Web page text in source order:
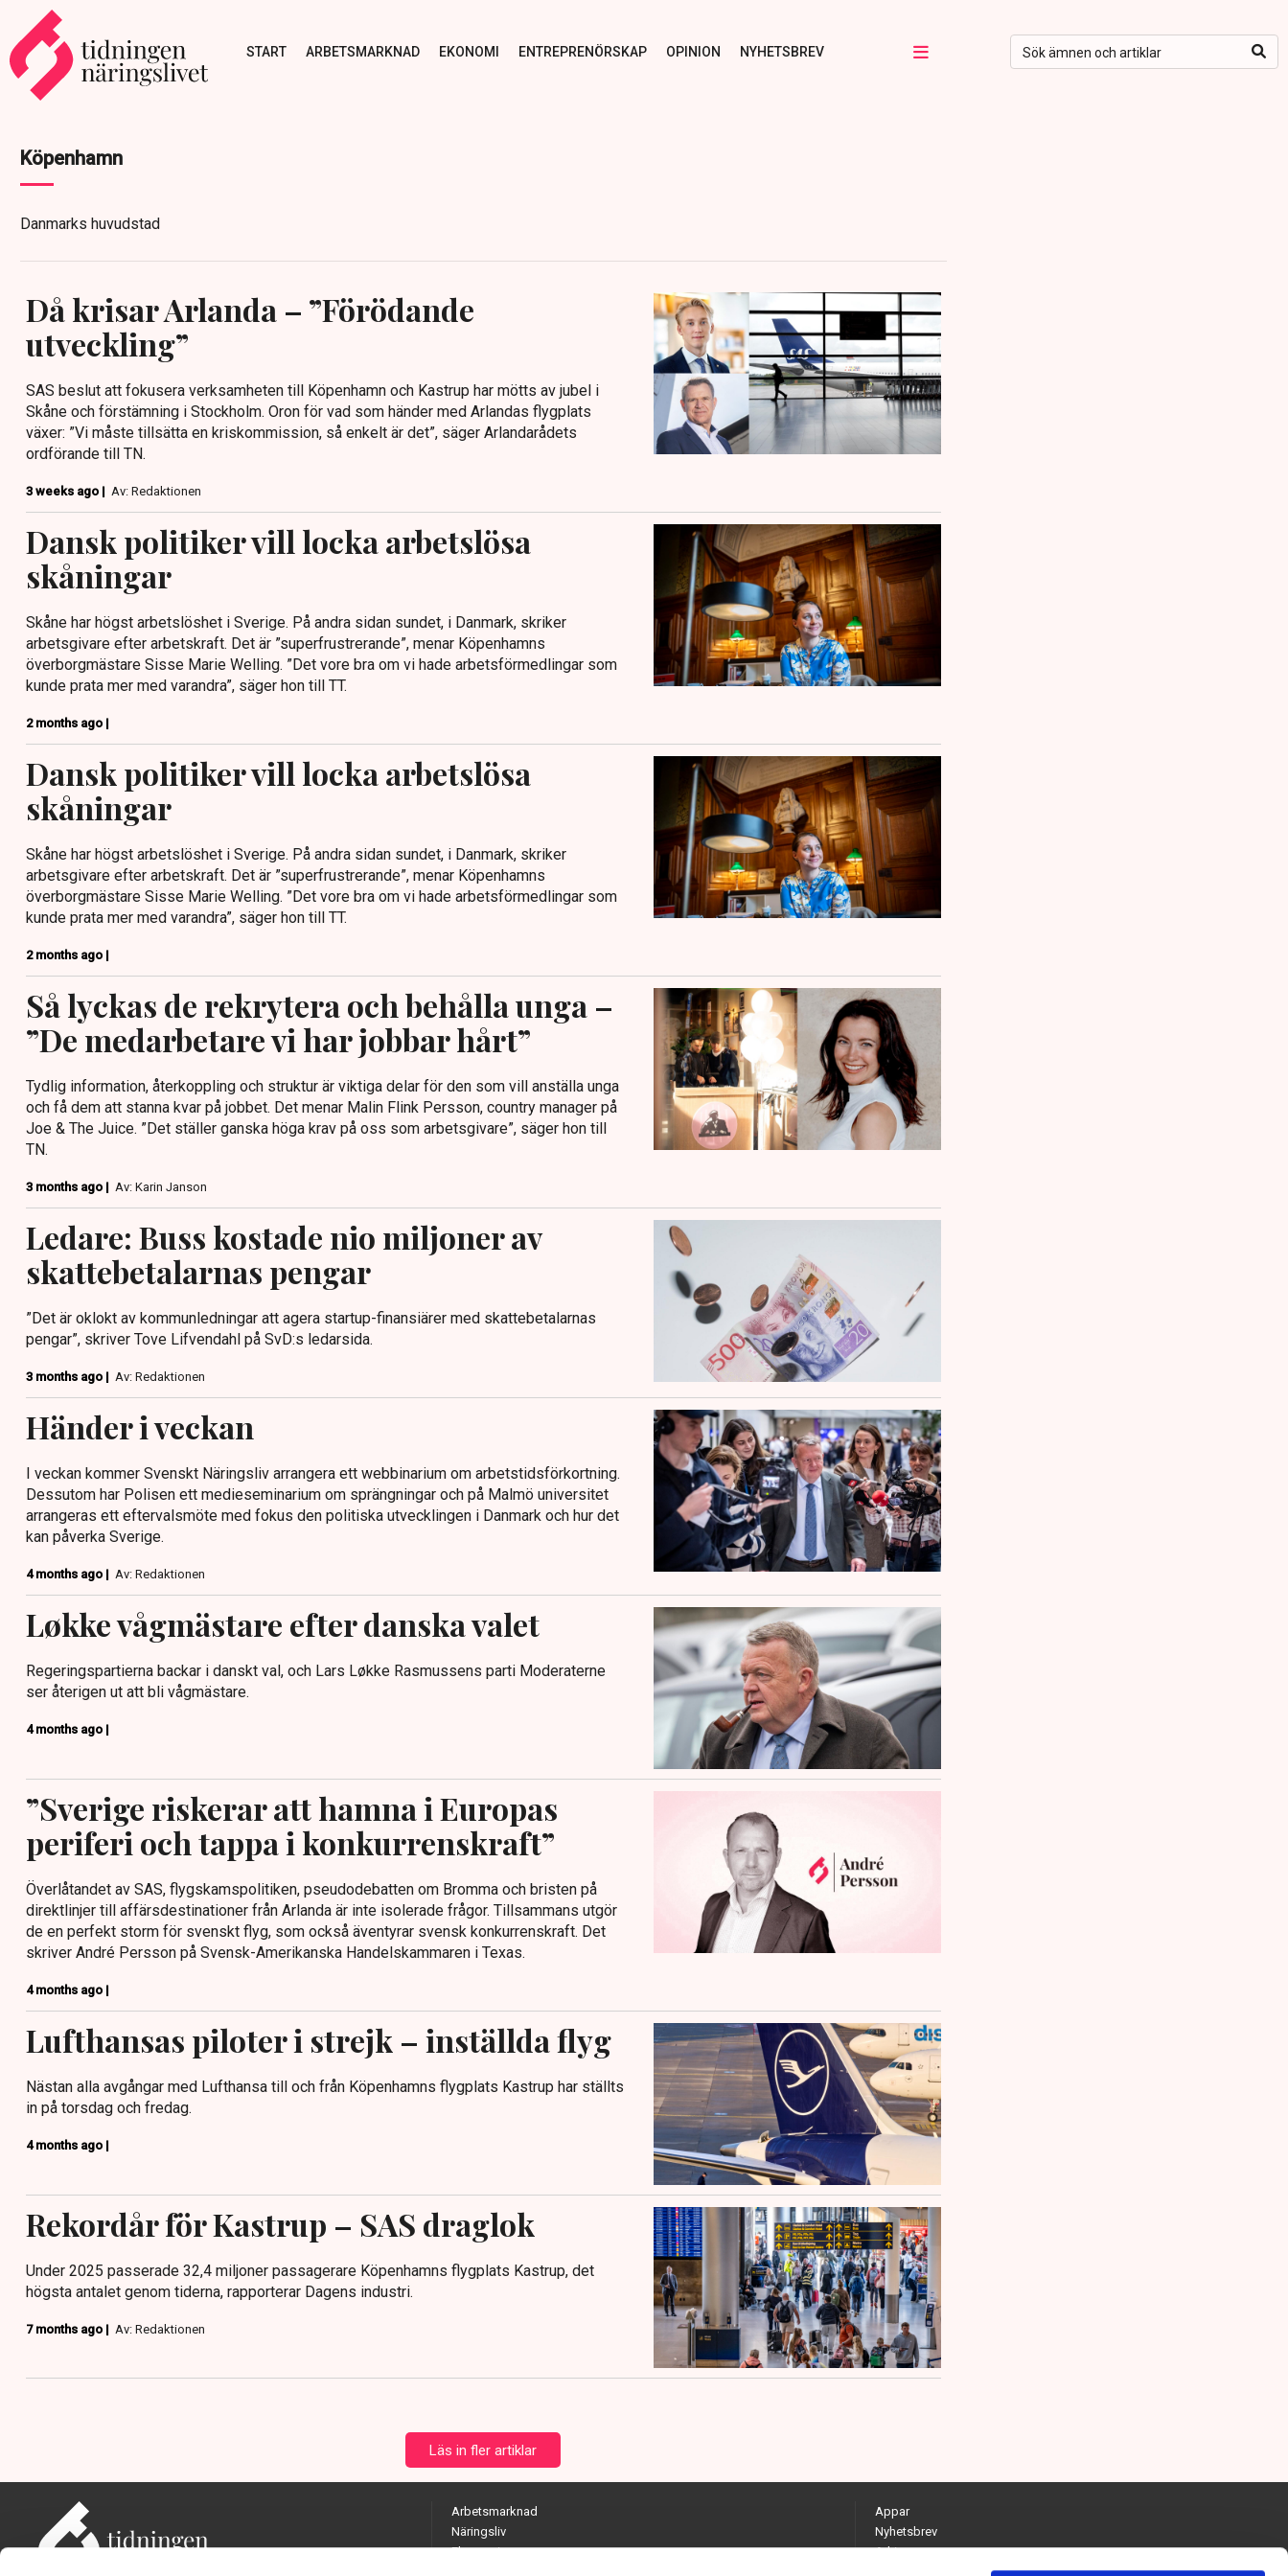
START ARBETSMARKNAD EKONOMI ENTREPRENÖRSKAP OPINION NYHETSBREV
Köpenhamn
Danmarks huvudstad
Då krisar Arlanda – ”Förödande
utveckling”
SAS beslut att fokusera verksamheten till Köpenhamn och Kastrup har mötts av jubel i
Skåne och förstämning i Stockholm. Oron för vad som händer med Arlandas flygplats
växer: ”Vi måste tillsätta en kriskommission, så enkelt är det”, säger Arlandarådets
ordförande till TN.
3 weeks ago | Av: Redaktionen
Dansk politiker vill locka arbetslösa
skåningar
Skåne har högst arbetslöshet i Sverige. På andra sidan sundet, i Danmark, skriker
arbetsgivare efter arbetskraft. Det är ”superfrustrerande”, menar Köpenhamns
överborgmästare Sisse Marie Welling. ”Det vore bra om vi hade arbetsförmedlingar som
kunde prata mer med varandra”, säger hon till TT.
2 months ago |
Dansk politiker vill locka arbetslösa
skåningar
Skåne har högst arbetslöshet i Sverige. På andra sidan sundet, i Danmark, skriker
arbetsgivare efter arbetskraft. Det är ”superfrustrerande”, menar Köpenhamns
överborgmästare Sisse Marie Welling. ”Det vore bra om vi hade arbetsförmedlingar som
kunde prata mer med varandra”, säger hon till TT.
2 months ago |
Så lyckas de rekrytera och behålla unga –
”De medarbetare vi har jobbar hårt”
Tydlig information, återkoppling och struktur är viktiga delar för den som vill anställa unga
och få dem att stanna kvar på jobbet. Det menar Malin Flink Persson, country manager på
Joe & The Juice. ”Det ställer ganska höga krav på oss som arbetsgivare”, säger hon till
TN.
3 months ago | Av: Karin Janson
Ledare: Buss kostade nio miljoner av
skattebetalarnas pengar
”Det är oklokt av kommunledningar att agera startup-finansiärer med skattebetalarnas
pengar”, skriver Tove Lifvendahl på SvD:s ledarsida.
3 months ago | Av: Redaktionen
Händer i veckan
I veckan kommer Svenskt Näringsliv arrangera ett webbinarium om arbetstidsförkortning.
Dessutom har Polisen ett medieseminarium om sprängningar och på Malmö universitet
arrangeras ett eftervalsmöte med fokus den politiska utvecklingen i Danmark och hur det
kan påverka Sverige.
4 months ago | Av: Redaktionen
Løkke vågmästare efter danska valet
Regeringspartierna backar i danskt val, och Lars Løkke Rasmussens parti Moderaterne
ser återigen ut att bli vågmästare.
4 months ago |
”Sverige riskerar att hamna i Europas
periferi och tappa i konkurrenskraft”
Överlåtandet av SAS, flygskamspolitiken, pseudodebatten om Bromma och bristen på
direktlinjer till affärsdestinationer från Arlanda är inte isolerade frågor. Tillsammans utgör
de en perfekt storm för svenskt flyg, som också äventyrar svensk konkurrenskraft. Det
skriver André Persson på Svensk-Amerikanska Handelskammaren i Texas.
4 months ago |
Lufthansas piloter i strejk – inställda flyg
Nästan alla avgångar med Lufthansa till och från Köpenhamns flygplats Kastrup har ställts
in på torsdag och fredag.
4 months ago |
Rekordår för Kastrup – SAS draglok
Under 2025 passerade 32,4 miljoner passagerare Köpenhamns flygplats Kastrup, det
högsta antalet genom tiderna, rapporterar Dagens industri.
7 months ago | Av: Redaktionen
Läs in fler artiklar
Arbetsmarknad
Näringsliv
Ekonomi
Appar
Nyhetsbrev
Arkiv
Kontakta redaktionen